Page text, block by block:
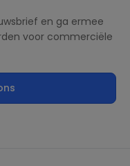
en ga ermee
voor commerciële